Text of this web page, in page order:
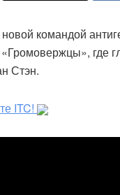
командой
где
Стэн.
ITC!